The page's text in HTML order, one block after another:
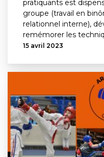
pratiquants est
groupe (travail en
relationnel interne),
remémorer les
15 avril 2023